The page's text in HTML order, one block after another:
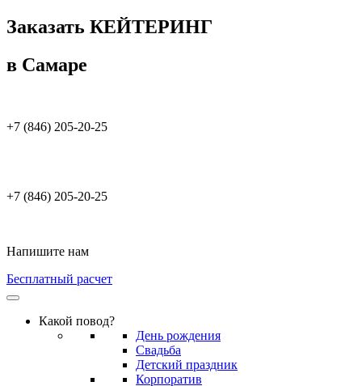
Заказать КЕЙТЕРИНГ
в Самаре
+7 (846) 205-20-25
+7 (846) 205-20-25
Напишите нам
Бесплатный расчет
Какой повод?
День рождения
Свадьба
Детский праздник
Корпоратив